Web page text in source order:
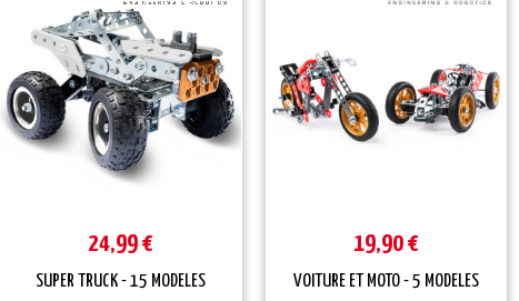
24,99 €
SUPER TRUCK - 15 MODELES
19,90 €
VOITURE ET MOTO - 5 MODELES